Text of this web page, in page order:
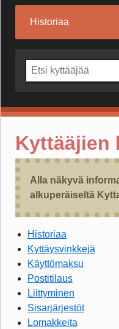
Historiaa
Kyttääjien
Alla näkyvä
alkuperäiseltä
Historiaa
Kyttäysvinkkejä
Käyttömaksu
Postitilaus
Liittyminen
Sisarjärjestöt
Lomakkeita